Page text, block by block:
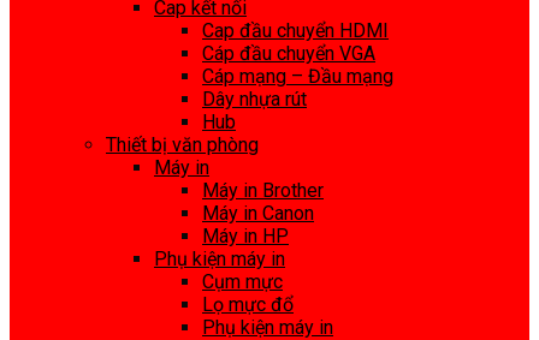
Cap kết nối
Cap đầu chuyển HDMI
Cáp đầu chuyển VGA
Cáp mạng – Đầu mạng
Dây nhựa rút
Hub
Thiết bị văn phòng
Máy in
Máy in Brother
Máy in Canon
Máy in HP
Phụ kiện máy in
Cụm mực
Lọ mực đổ
Phụ kiện máy in